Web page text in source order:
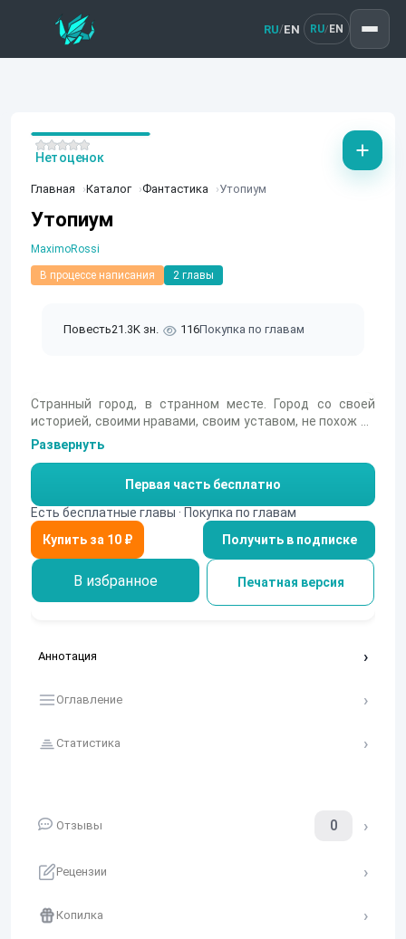
RU/EN RU/ EN
Главная Каталог Фантастика Утопиум
Утопиум
MaximoRossi
В процессе написания 2 главы
Повесть21.3K зн. 116Покупка по главам
Нет оценок
Странный город, в странном месте. Город со своей
историей, своими нравами, своим уставом, не похож ни
на что. Город который можно только придумать, но
каждый знает, что он существует. История навеяна
писателями Джорджем Оруэллом и Виктором
Пелевином, а так же кинотрилогией "Матрица".
Развернуть
Первая часть бесплатно
Есть бесплатные главы · Покупка по главам
Получить в подписке
В избранное Печатная версия
Аннотация
Оглавление
Статистика
Отзывы 0
Рецензии
Копилка